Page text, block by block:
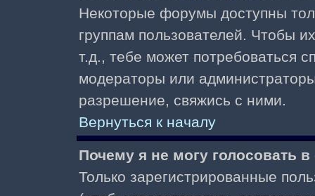
Некоторые форумы доступны
группам пользователей. Чтобы
т.д., тебе может потребоваться
модераторы или
разрешение, свяжись с ними.
Вернуться к началу
Почему я не могу голосовать
Только зарегистрированные